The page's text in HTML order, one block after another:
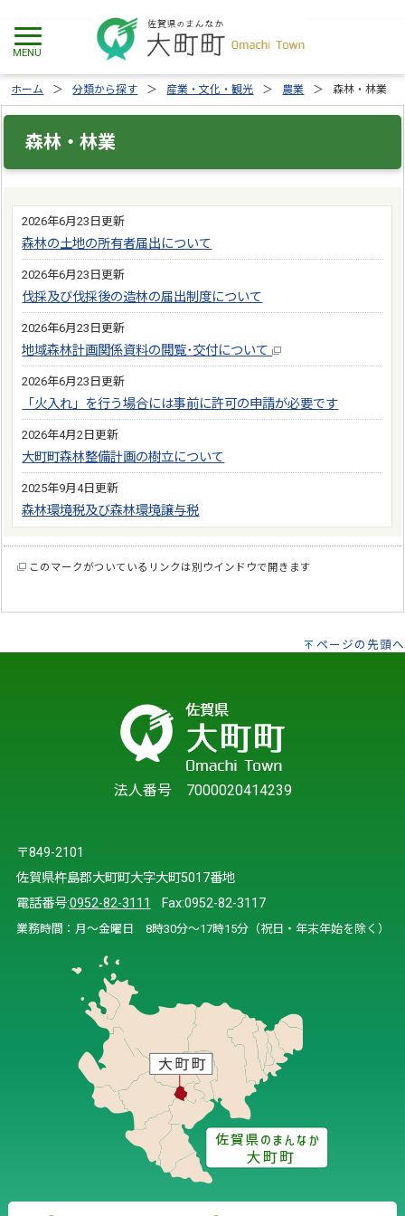
ホーム 分類から探す 産業・文化・観光 農業 森林・林業
森林・林業
2026年6月23日更新
森林の土地の所有者届出について
2026年6月23日更新
伐採及び伐採後の造林の届出制度について
2026年6月23日更新
地域森林計画関係資料の閲覧･交付について
2026年6月23日更新
「火入れ」を行う場合には事前に許可の申請が必要です
2026年4月2日更新
大町町森林整備計画の樹立について
2025年9月4日更新
森林環境税及び森林環境譲与税
このマークがついているリンクは別ウインドウで開きます
ページの先頭へ
法人番号 7000020414239
〒849-2101
佐賀県杵島郡大町町大字大町5017番地
電話番号:0952-82-3111 Fax:0952-82-3117
業務時間：月～金曜日 8時30分～17時15分（祝日・年末年始を除く）